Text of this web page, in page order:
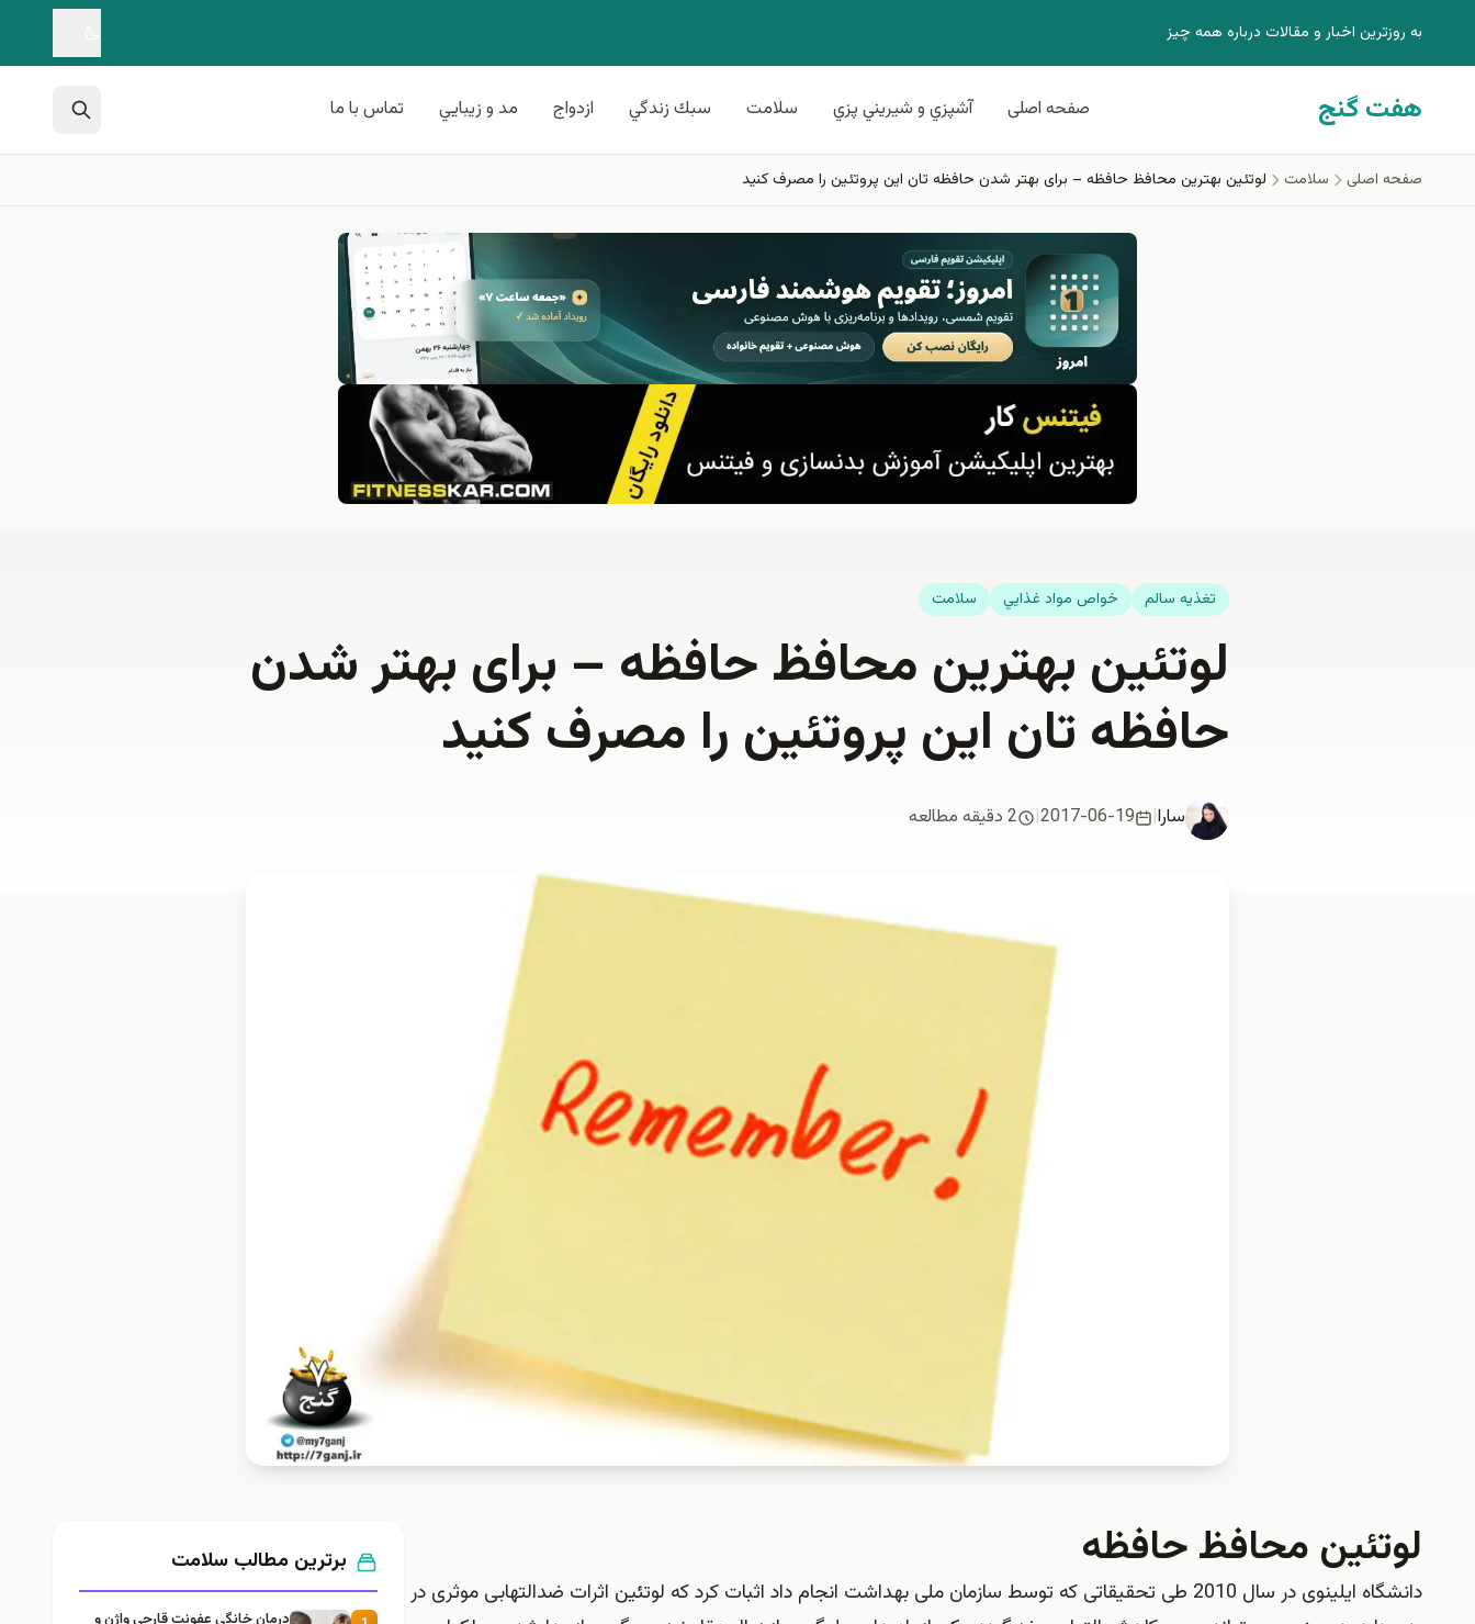
به روزترين اخبار و مقالات درباره همه چيز
هفت گنج صفحه اصلی آشپزي و شيريني پزي سلامت سبك زندگي ازدواج مد و زيبايي تماس با ما
صفحه اصلی سلامت لوتئین بهترین محافظ حافظه – برای بهتر شدن حافظه تان این پروتئین را مصرف کنید
تغذيه سالم خواص مواد غذايي سلامت
لوتئین بهترین محافظ حافظه – برای بهتر شدن
حافظه تان این پروتئین را مصرف کنید
سارا|
2017-06-19
| 2 دقیقه مطالعه
لوتئین محافظ حافظه
دانشگاه ایلینوی در سال 2010 طی تحقیقاتی که توسط سازمان ملی بهداشت انجام داد اثبات کرد که لوتئین اثرات ضدالتهابی موثری در
برترین مطالب سلامت